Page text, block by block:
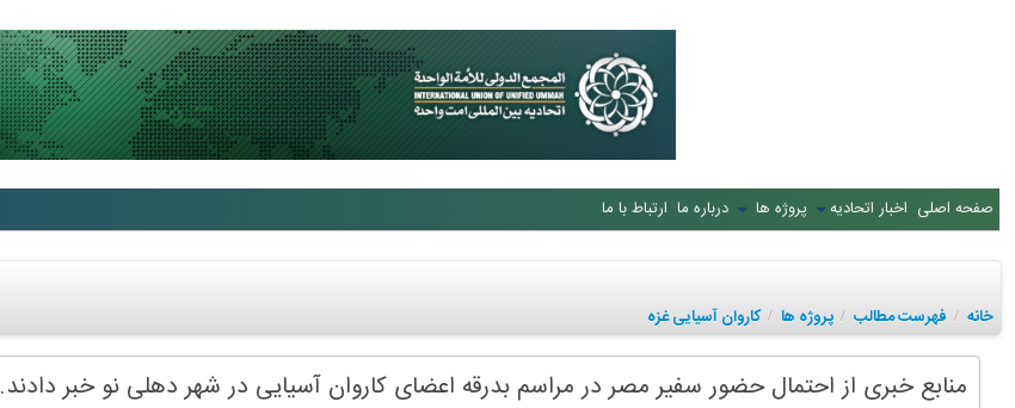
صفحه اصلی اخبار اتحادیه پروژه ها درباره ما ارتباط با ما
خانه / فهرست مطالب / پروژه ها / کاروان آسیایی غزه
منابع خبری از احتمال حضور سفیر مصر در مراسم بدرقه اعضای کاروان آسیایی در شهر دهلی نو خبر دادند.